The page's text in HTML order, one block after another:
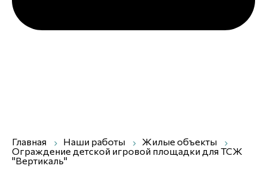
Главная
Наши работы
Жилые объекты
Ограждение детской игровой площадки для ТСЖ
"Вертикаль"